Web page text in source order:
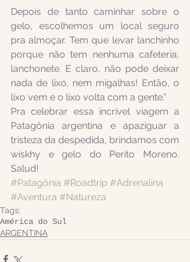
Depois de tanto caminhar sobre o
gelo, escolhemos um local seguro
pra almoçar. Tem que levar lanchinho
porque não tem nenhuma cafeteria,
lanchonete. E claro, não pode deixar
nada de lixo, nem migalhas! Então, o
lixo vem e o lixo volta com a gente.”
Pra celebrar essa incrível viagem a
Patagônia argentina e apaziguar a
tristeza da despedida, brindamos com
wiskhy e gelo do Perito Moreno.
Salud!
#Patagônia #Roadtrip #Adrenalina
#Aventura #Natureza
Tags:
América do Sul
ARGENTINA